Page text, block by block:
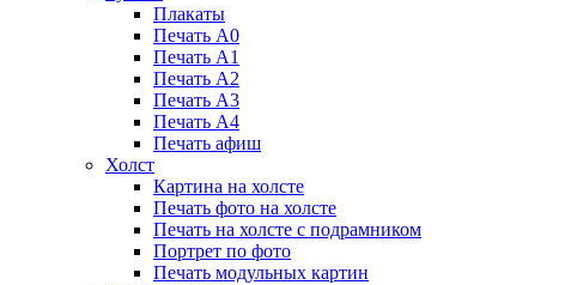
Плакаты
Печать А0
Печать А1
Печать А2
Печать А3
Печать А4
Печать афиш
Холст
Картина на холсте
Печать фото на холсте
Печать на холсте с подрамником
Портрет по фото
Печать модульных картин